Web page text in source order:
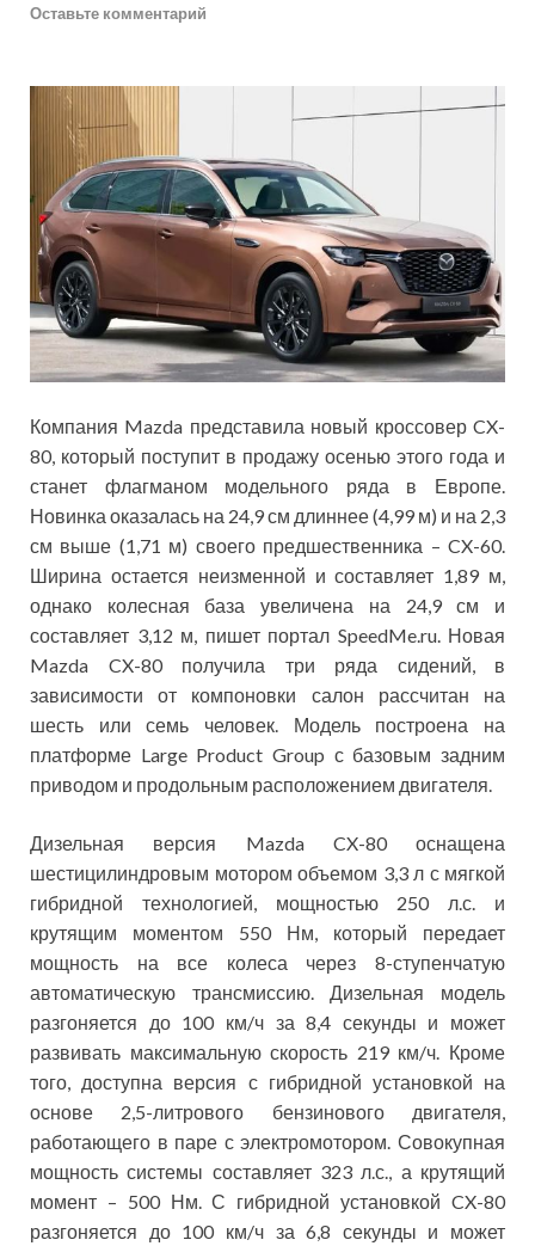
Оставьте комментарий
Компания Mazda представила новый кроссовер CX-
80, который поступит в продажу осенью этого года и
станет флагманом модельного ряда в Европе.
Новинка оказалась на 24,9 см длиннее (4,99 м) и на 2,3
см выше (1,71 м) своего предшественника – CX-60.
Ширина остается неизменной и составляет 1,89 м,
однако колесная база увеличена на 24,9 см и
составляет 3,12 м, пишет портал SpeedMe.ru. Новая
Mazda CX-80 получила три ряда сидений, в
зависимости от компоновки салон рассчитан на
шесть или семь человек. Модель построена на
платформе Large Product Group с базовым задним
приводом и продольным расположением двигателя.
Дизельная версия Mazda CX-80 оснащена
шестицилиндровым мотором объемом 3,3 л с мягкой
гибридной технологией, мощностью 250 л.с. и
крутящим моментом 550 Нм, который передает
мощность на все колеса через 8-ступенчатую
автоматическую трансмиссию. Дизельная модель
разгоняется до 100 км/ч за 8,4 секунды и может
развивать максимальную скорость 219 км/ч. Кроме
того, доступна версия с гибридной установкой на
основе 2,5-литрового бензинового двигателя,
работающего в паре с электромотором. Совокупная
мощность системы составляет 323 л.с., а крутящий
момент – 500 Нм. С гибридной установкой CX-80
разгоняется до 100 км/ч за 6,8 секунды и может